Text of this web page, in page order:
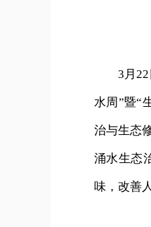
3月22日
水周”暨“
治与生态
涌水生态
味，改善